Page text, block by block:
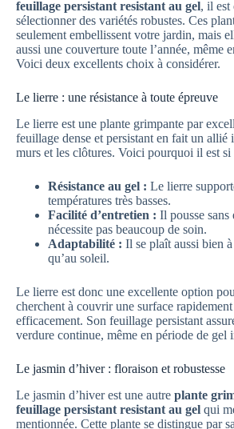
feuillage persistant resistant au gel, il est
sélectionner des variétés robustes. Ces
seulement embellissent votre jardin, mais
aussi une couverture toute l’année, même
Voici deux excellents choix à considérer.
Le lierre : une résistance à toute épreuve
Le lierre est une plante grimpante par
feuillage dense et persistant en fait un allié
murs et les clôtures. Voici pourquoi il est si
Résistance au gel : Le lierre
températures très basses.
Facilité d’entretien : Il pousse sans
nécessite pas beaucoup de soin.
Adaptabilité : Il se plaît aussi bien
qu’au soleil.
Le lierre est donc une excellente option
cherchent à couvrir une surface
efficacement. Son feuillage persistant
verdure continue, même en période de gel
Le jasmin d’hiver : floraison et robustesse
Le jasmin d’hiver est une autre plante
feuillage persistant resistant au gel qui
mentionnée. Cette plante se distingue par